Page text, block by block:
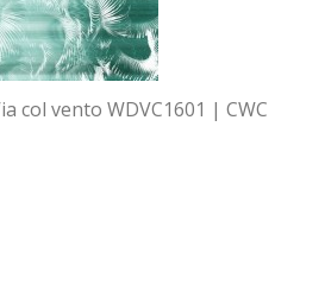
col vento WDVC1601 | CWC